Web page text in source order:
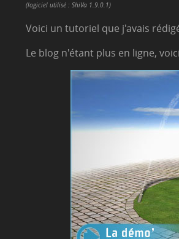
(logiciel utilisé : ShiVa 1.9.0.1)
Voici un tutoriel que j'avais
Le blog n'étant plus en ligne,